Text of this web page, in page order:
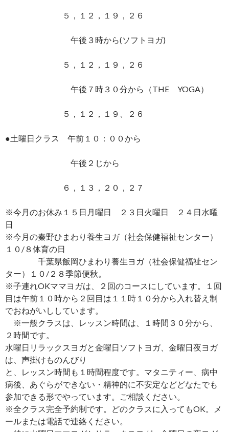
５，１２，１９，２６
午後３時から(ソフトヨガ)
５，１２，１９，２６
午後７時３０分から（THE YOGA）
５，１２，１９、２６
●土曜日クラス 午前１０：００から
午後２じから
６，１３，２０，２７
※今月のお休み１５日月曜日 ２３日火曜日 ２４日水曜
日
※今月の秦野ひまわり養生ヨガ（社会保健福祉センター）
１０/８体育の日
千葉県飯岡ひまわり養生ヨガ（社会保健福祉セン
ター）１０/２８季節便秋。
※子連れOKママヨガは、２回のコースにしています。１回
目は午前１０時から２回目は１１時１０分から入れ替え制
でおねがいししています。
※一般クラスは、レッスン時間は、１時間３０分から、
２時間です。
水曜日リラックスヨガと金曜日ソフトヨガ、金曜日夜ヨガ
は、声掛けものんびり
と、レッスン時間も１時間程度です。マタニティー、病中
病後、あぐらができない・精神的に不安定などどなたでも
参加できる形でやっています。ご相談ください。
※全クラス完全予約制です。どのクラスに入ってもOK。メ
ールまたは電話で連絡ください。